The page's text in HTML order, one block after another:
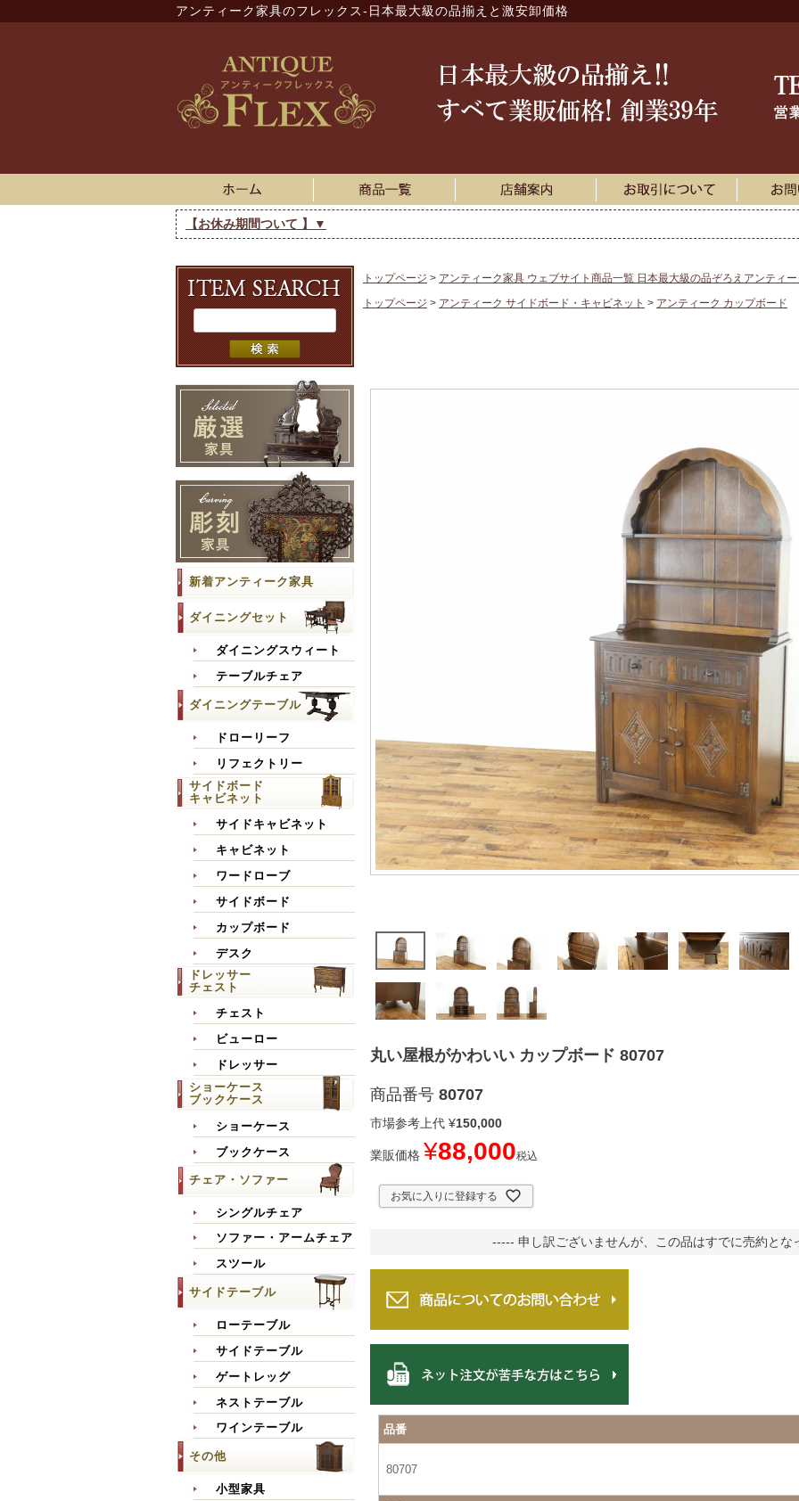
アンティーク家具のフレックス-日本最大級の品揃えと激安卸価格
【お休み期間ついて 】▼
新着アンティーク家具
ダイニングセット
ダイニングスウィート
テーブルチェア
ダイニングテーブル
ドローリーフ
リフェクトリー
サイドボード
キャビネット
サイドキャビネット
キャビネット
ワードローブ
サイドボード
カップボード
デスク
ドレッサー
チェスト
チェスト
ビューロー
ドレッサー
ショーケース
ブックケース
ショーケース
ブックケース
チェア・ソファー
シングルチェア
ソファー・アームチェア
スツール
サイドテーブル
ローテーブル
サイドテーブル
ゲートレッグ
ネストテーブル
ワインテーブル
その他
小型家具
トップページ
アンティーク家具 ウェブサイト商品一覧 日本最大級の品ぞろえアンティ
トップページ
アンティーク サイドボード・キャビネット アンティーク カップボード
丸い屋根がかわいい カップボード 80707
商品番号 80707
市場参考上代 ¥150,000
業販価格 ¥88,000税込
お気に入りに登録する
----- 申し訳ございませんが、この品はすでに売約とな
品番
80707